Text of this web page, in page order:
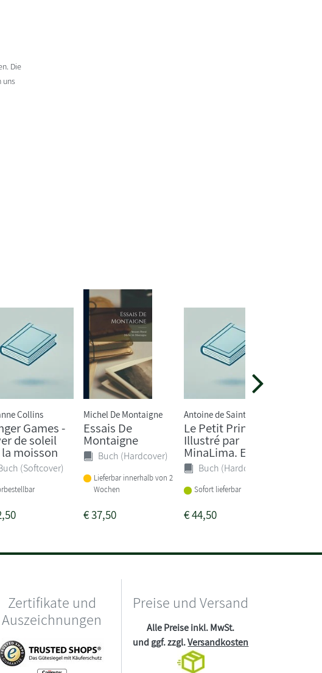
Die
uns
Collins
Games -
de soleil
moisson
(Softcover)
Michel De Montaigne
Essais De
Montaigne
Buch (Hardcover)
Lieferbar innerhalb von 2
Wochen
€37,50
Antoine de Saint-Ex...
Le Petit Prince -
Illustré par
MinaLima. Ed...
Buch (Hardcover)
Sofort lieferbar
€44,50
Zertifikate und
Auszeichnungen
Preise und Versand
Alle Preise inkl. MwSt.
und ggf. zzgl.Versandkosten